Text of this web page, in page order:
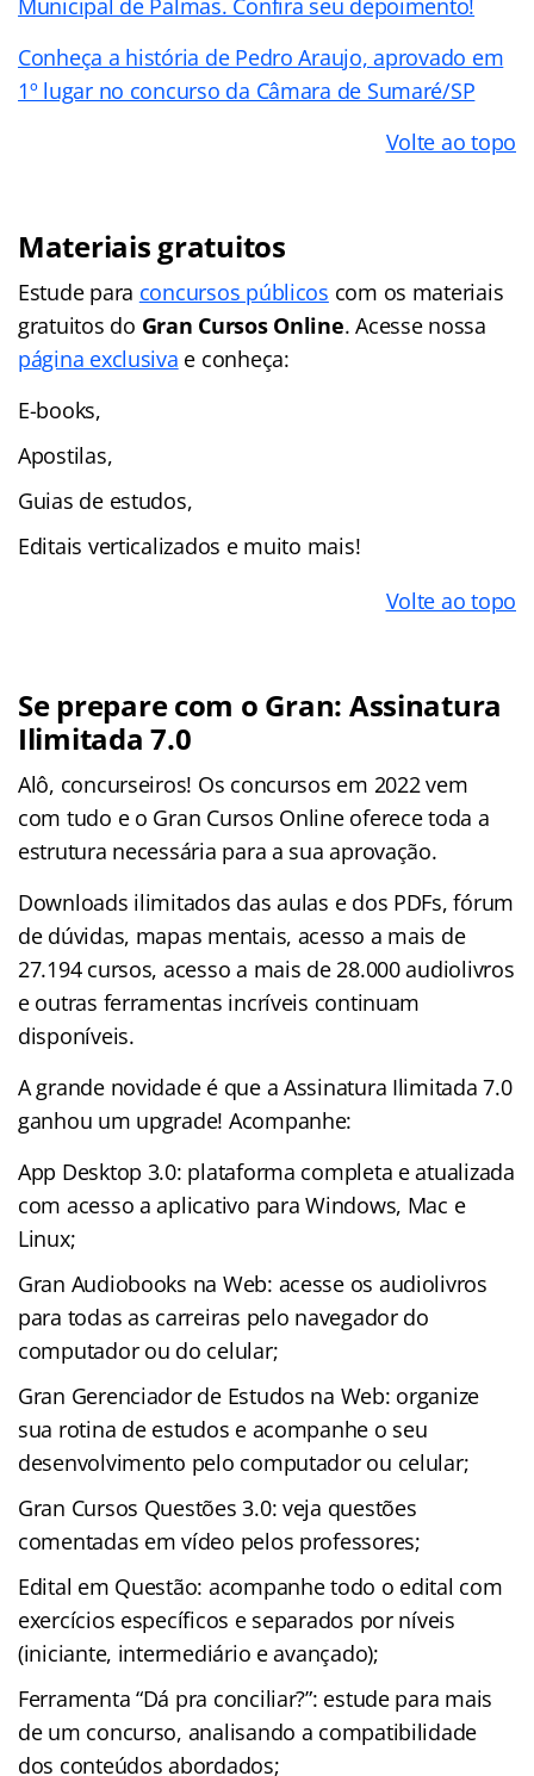
Municipal de Palmas. Confira seu depoimento!
Conheça a história de Pedro Araujo, aprovado em
1º lugar no concurso da Câmara de Sumaré/SP
Volte ao topo
Materiais gratuitos
Estude para concursos públicos com os materiais
gratuitos do Gran Cursos Online. Acesse nossa
página exclusiva e conheça:
E-books,
Apostilas,
Guias de estudos,
Editais verticalizados e muito mais!
Volte ao topo
Se prepare com o Gran: Assinatura
Ilimitada 7.0
Alô, concurseiros! Os concursos em 2022 vem
com tudo e o Gran Cursos Online oferece toda a
estrutura necessária para a sua aprovação.
Downloads ilimitados das aulas e dos PDFs, fórum
de dúvidas, mapas mentais, acesso a mais de
27.194 cursos, acesso a mais de 28.000 audiolivros
e outras ferramentas incríveis continuam
disponíveis.
A grande novidade é que a Assinatura Ilimitada 7.0
ganhou um upgrade! Acompanhe:
App Desktop 3.0: plataforma completa e atualizada
com acesso a aplicativo para Windows, Mac e
Linux;
Gran Audiobooks na Web: acesse os audiolivros
para todas as carreiras pelo navegador do
computador ou do celular;
Gran Gerenciador de Estudos na Web: organize
sua rotina de estudos e acompanhe o seu
desenvolvimento pelo computador ou celular;
Gran Cursos Questões 3.0: veja questões
comentadas em vídeo pelos professores;
Edital em Questão: acompanhe todo o edital com
exercícios específicos e separados por níveis
(iniciante, intermediário e avançado);
Ferramenta “Dá pra conciliar?”: estude para mais
de um concurso, analisando a compatibilidade
dos conteúdos abordados;